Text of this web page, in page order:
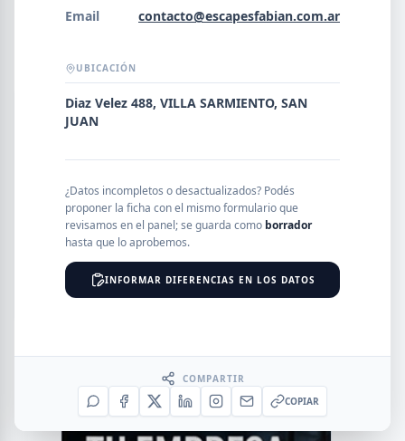
NOMBRE
PROVINCIA
Email
contacto@escapesfabian.com.ar
UBICACIÓN
Diaz Velez 488, VILLA SARMIENTO, SAN
JUAN
¿Datos incompletos o desactualizados? Podés
proponer la ficha con el mismo formulario que
revisamos en el panel; se guarda como borrador
hasta que lo aprobemos.
INFORMAR DIFERENCIAS EN LOS DATOS
COMPARTIR
COPIAR